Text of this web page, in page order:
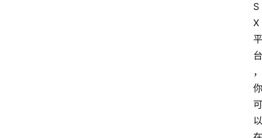
S
X
平
台
，
你
可
以